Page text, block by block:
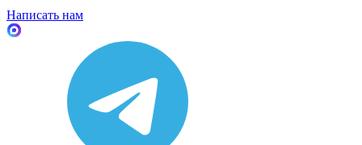
Написать нам